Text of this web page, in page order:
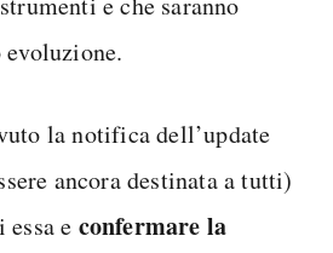
la notifica dell’update
ancora destinata a tutti)
e confermare la